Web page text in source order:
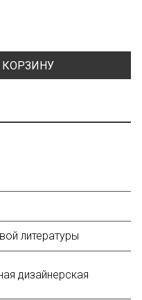
КОРЗИНУ
литературы
дизайнерская